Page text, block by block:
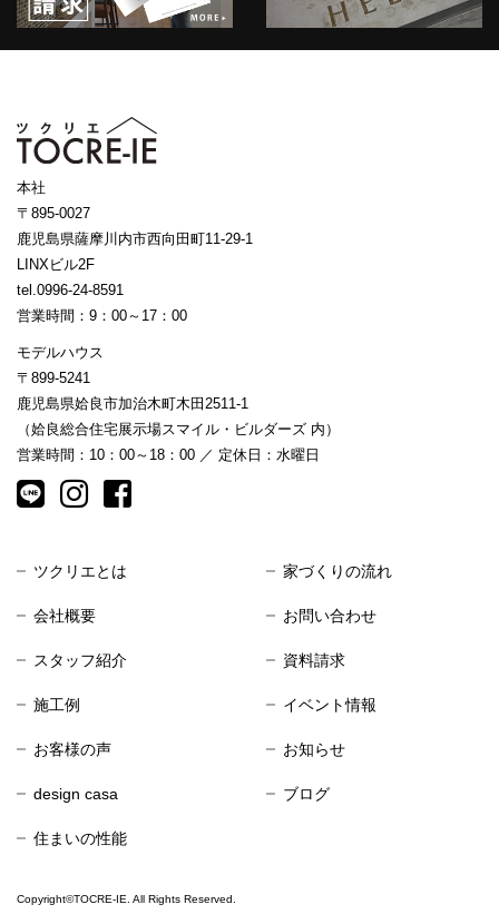
本社
〒895-0027
鹿児島県薩摩川内市西向田町11-29-1
LINXビル2F
tel.0996-24-8591
営業時間：9：00～17：00
モデルハウス
〒899-5241
鹿児島県姶良市加治木町木田2511-1
（姶良総合住宅展示場スマイル・ビルダーズ 内）
営業時間：10：00～18：00 ／ 定休日：水曜日
ツクリエとは
会社概要
スタッフ紹介
施工例
お客様の声
design casa
住まいの性能
家づくりの流れ
お問い合わせ
資料請求
イベント情報
お知らせ
ブログ
Copyright©TOCRE-IE. All Rights Reserved.